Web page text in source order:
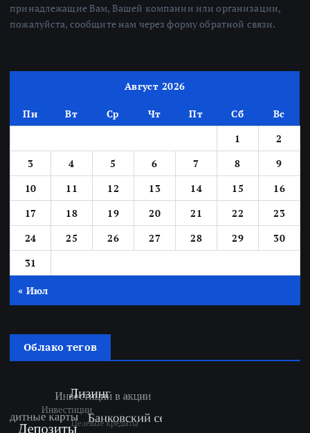
принадлежащие Вам, Вашей компании или организации,
пожалуйста, сообщите нам через форму обратной связи.
Август 2026
Пн Вт Ср Чт Пт Сб
Вс
1
2
3
4 5 6 7 8
9
10
11 12 13 14 15
16
17
18 19 20 21 22
23
24
25 26 27 28 29
30
31
« Июл
Облако тегов